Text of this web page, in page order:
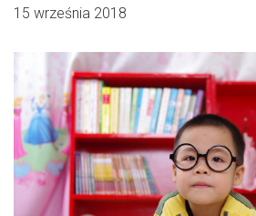
15 września 2018